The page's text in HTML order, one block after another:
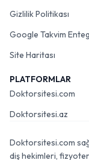
Gizlilik Politikası
Google Takvim
Site Haritası
PLATFORMLAR
Doktorsitesi.com
Doktorsitesi.az
Doktorsitesi.com
diş hekimleri,